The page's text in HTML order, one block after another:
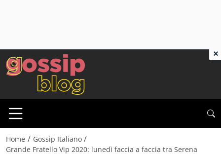
Home / Gossip Italiano /
Grande Fratello Vip 2020: lunedì faccia a faccia tra Serena
×